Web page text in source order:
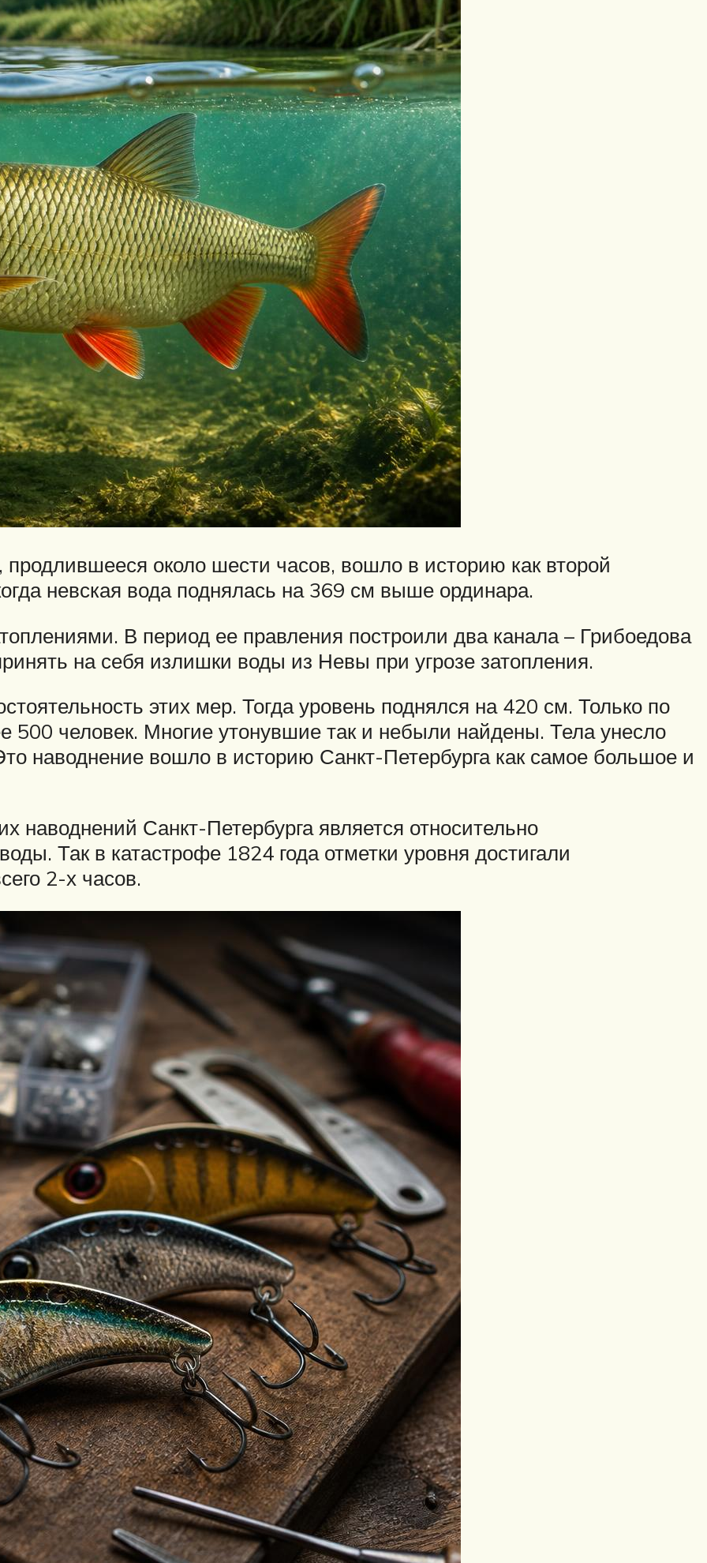
около шести часов, вошло в историю как второй
невская вода поднялась на 369 см выше ординара.
В период ее правления построили два канала – Грибоедова
на себя излишки воды из Невы при угрозе затопления.
этих мер. Тогда уровень поднялся на 420 см. Только по
человек. Многие утонувшие так и небыли найдены. Тела унесло
наводнение вошло в историю Санкт-Петербурга как самое большое и
наводнений Санкт-Петербурга является относительно
Так в катастрофе 1824 года отметки уровня достигали
2-х часов.